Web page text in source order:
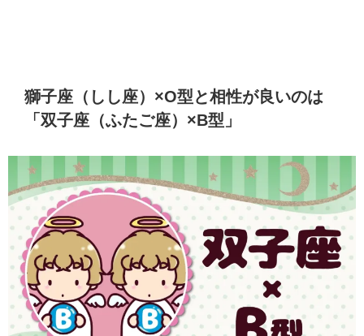
獅子座（しし座）×O型と相性が良いのは
「双子座（ふたご座）×B型」